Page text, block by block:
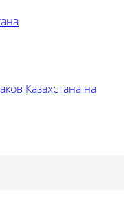
Казахстана на